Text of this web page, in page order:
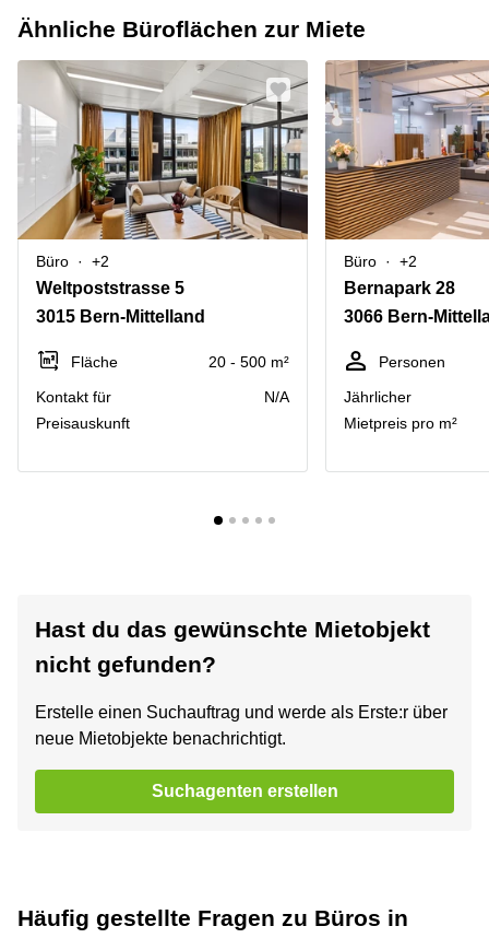
Ähnliche Büroflächen zur Miete
Büro +2
Weltpoststrasse 5
3015 Bern-Mittelland
Fläche
20 - 500 m²
Kontakt für
Preisauskunft
N/A
Büro +2
Bernapark 28
3066 Bern-
Personen
Jährlicher
Mietpreis pro m²
Hast du das gewünschte Mietobjekt
nicht gefunden?
Erstelle einen Suchauftrag und werde als Erste:r über
neue Mietobjekte benachrichtigt.
Suchagenten erstellen
Häufig gestellte Fragen zu Büros in